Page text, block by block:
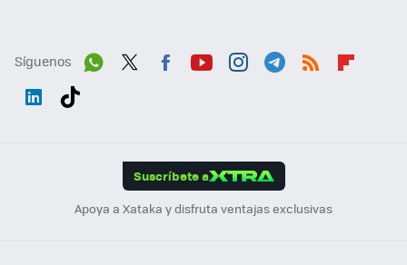
Síguenos
Suscríbete a
Apoya a Xataka y disfruta ventajas exclusivas